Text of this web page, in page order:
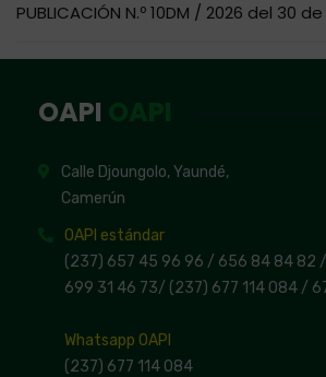
PUBLICACIÓN N.º 10DM / 2026 del 30
OAPI
Calle Djoungolo, Yaundé,
Camerún
OAPI estándar
(237) 657 45 96 96 / 656 84 84 82
699 31 46 73/ (237) 677 114 084 /
Whatsapp OAPI
(237) 677 114 084